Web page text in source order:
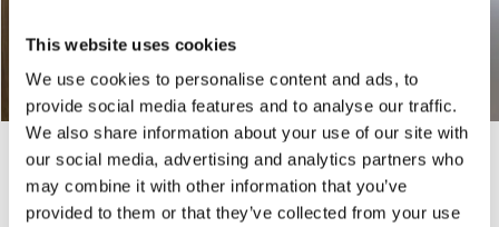
This website uses cookies
We use cookies to personalise content and ads, to
provide social media features and to analyse our traffic.
We also share information about your use of our site with
our social media, advertising and analytics partners who
may combine it with other information that you’ve
provided to them or that they’ve collected from your use
Interiören ombord på Embracer med skyddsutrustning hängandes i en korridor.
Christopher Kullenberg Rothvall
Under däck